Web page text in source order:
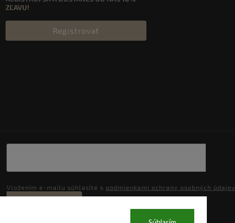
ZĽAVU!
Registrovať
Vložením e-mailu súhlasíte s podmienkami ochrany osobných údajov